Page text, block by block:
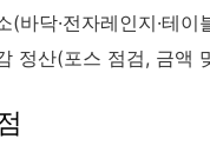
(바닥·전자레인지·테
정산(포스 점검, 금액